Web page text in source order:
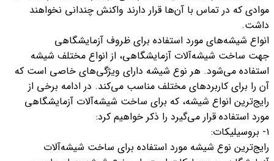
موادی که در تماس با آن‌ها قرار دارند واکنش چندانی نخواهند
داشت.
انواع‌ شیشه‌های مورد استفاده برای ظروف آزمایشگاهی
جهت ساخت شیشه‌آلات آزمایشگاهی، از انواع مختلف شیشه
استفاده می‌شود. هر نوع شیشه دارای ویژگی‌های خاصی است که
آن را برای کاربردهای مختلف مناسب می‌کند. در ادامه برخی از
رایج‌ترین انواع شیشه، که برای ساخت شیشه‌آلات آزمایشگاهی
مورد استفاده قرار می‌گیرد را ذکر خواهیم کرد:
۱- بروسیلیکات:
رایج‌ترین نوع شیشه مورد استفاده برای ساخت شیشه‌آلات